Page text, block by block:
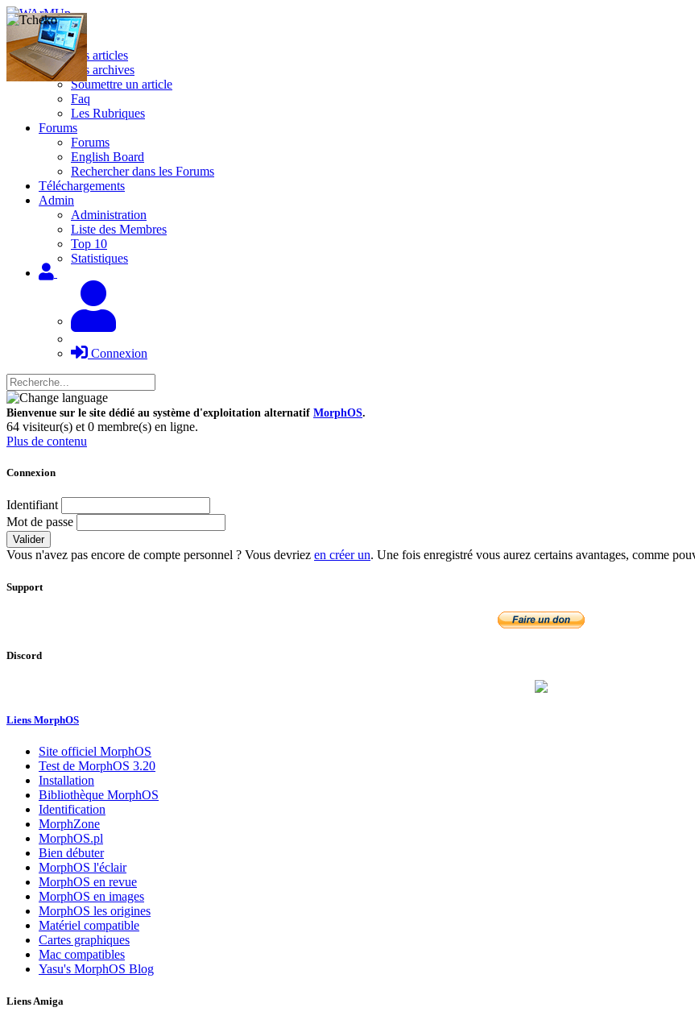
Site
Les articles
Les archives
Soumettre un article
Faq
Les Rubriques
Forums
Forums
English Board
Rechercher dans les Forums
Téléchargements
Admin
Administration
Liste des Membres
Top 10
Statistiques
Connexion
Bienvenue sur le site dédié au système d'exploitation alternatif MorphOS.
64 visiteur(s) et 0 membre(s) en ligne.
Plus de contenu
Connexion
Identifiant
Mot de passe
Valider
Vous n'avez pas encore de compte personnel ? Vous devriez en créer un. Une fois enregistré vous aurez certains avantages, comme
Support
Discord
Liens MorphOS
Site officiel MorphOS
Test de MorphOS 3.20
Installation
Bibliothèque MorphOS
Identification
MorphZone
MorphOS.pl
Bien débuter
MorphOS l'éclair
MorphOS en revue
MorphOS en images
MorphOS les origines
Matériel compatible
Cartes graphiques
Mac compatibles
Yasu's MorphOS Blog
Liens Amiga